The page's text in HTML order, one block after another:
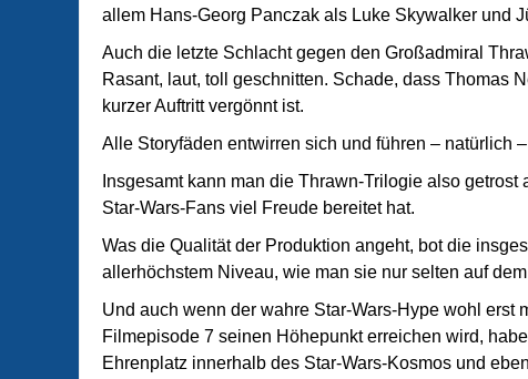
allem Hans-Georg Panczak als Luke Skywalker und
Auch die letzte Schlacht gegen den Großadmiral
Rasant, laut, toll geschnitten. Schade, dass Thomas
kurzer Auftritt vergönnt ist.
Alle Storyfäden entwirren sich und führen – natürlich
Insgesamt kann man die Thrawn-Trilogie also
Star-Wars-Fans viel Freude bereitet hat.
Was die Qualität der Produktion angeht, bot die
allerhöchstem Niveau, wie man sie nur selten auf
Und auch wenn der wahre Star-Wars-Hype wohl erst
Filmepisode 7 seinen Höhepunkt erreichen wird,
Ehrenplatz innerhalb des Star-Wars-Kosmos und